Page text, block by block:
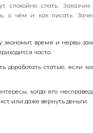
спокойно спать.
о чём и как писать.
экономит время и нервы
часто.
доработать статью, если
когда его
или даже вернуть деньги.